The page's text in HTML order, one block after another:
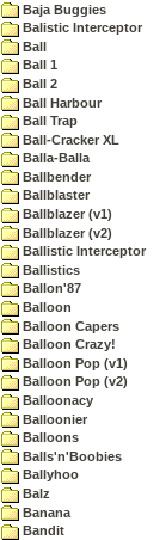
Baja Buggies
Balistic Interceptor
Ball
Ball 1
Ball 2
Ball Harbour
Ball Trap
Ball-Cracker XL
Balla-Balla
Ballbender
Ballblaster
Ballblazer (v1)
Ballblazer (v2)
Ballistic Interceptor
Ballistics
Ballon'87
Balloon
Balloon Capers
Balloon Crazy!
Balloon Pop (v1)
Balloon Pop (v2)
Balloonacy
Balloonier
Balloons
Balls'n'Boobies
Ballyhoo
Balz
Banana
Bandit